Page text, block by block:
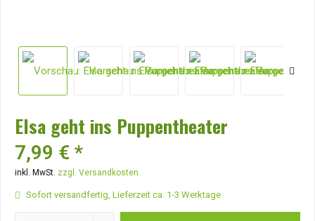
Elsa geht ins Puppentheater
7,99 € *
inkl. MwSt. zzgl. Versandkosten
Sofort versandfertig, Lieferzeit ca. 1-3 Werktage